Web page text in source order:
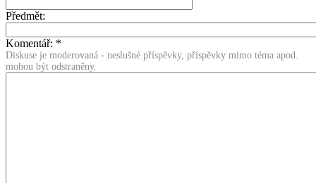
Předmět:
Komentář: *
Diskuse je moderovaná - neslušné příspěvky, příspěvky mimo téma apod.
mohou být odstraněny.